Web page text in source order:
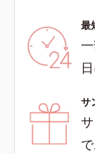
最
サ